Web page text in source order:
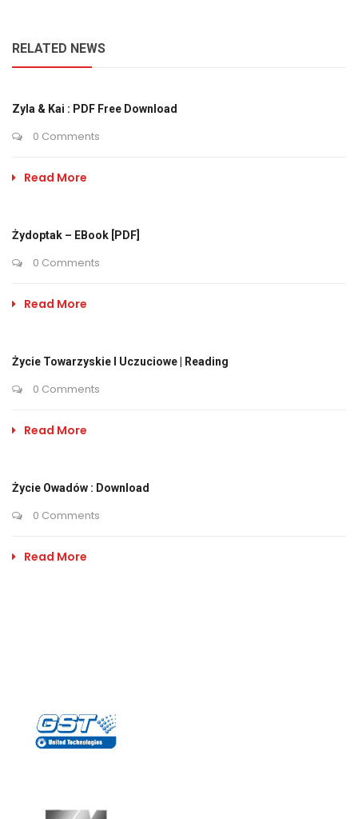
RELATED NEWS
Zyla & Kai : PDF Free Download
0 Comments
Read More
Żydoptak – EBook [PDF]
0 Comments
Read More
Życie Towarzyskie I Uczuciowe | Reading
0 Comments
Read More
Życie Owadów : Download
0 Comments
Read More